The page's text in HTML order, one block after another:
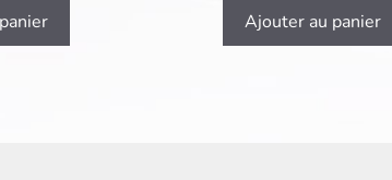
Ajouter au panier